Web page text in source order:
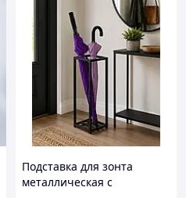
Подставка для зонта
металлическая с